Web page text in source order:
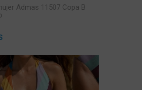
Admas 11507 Copa B